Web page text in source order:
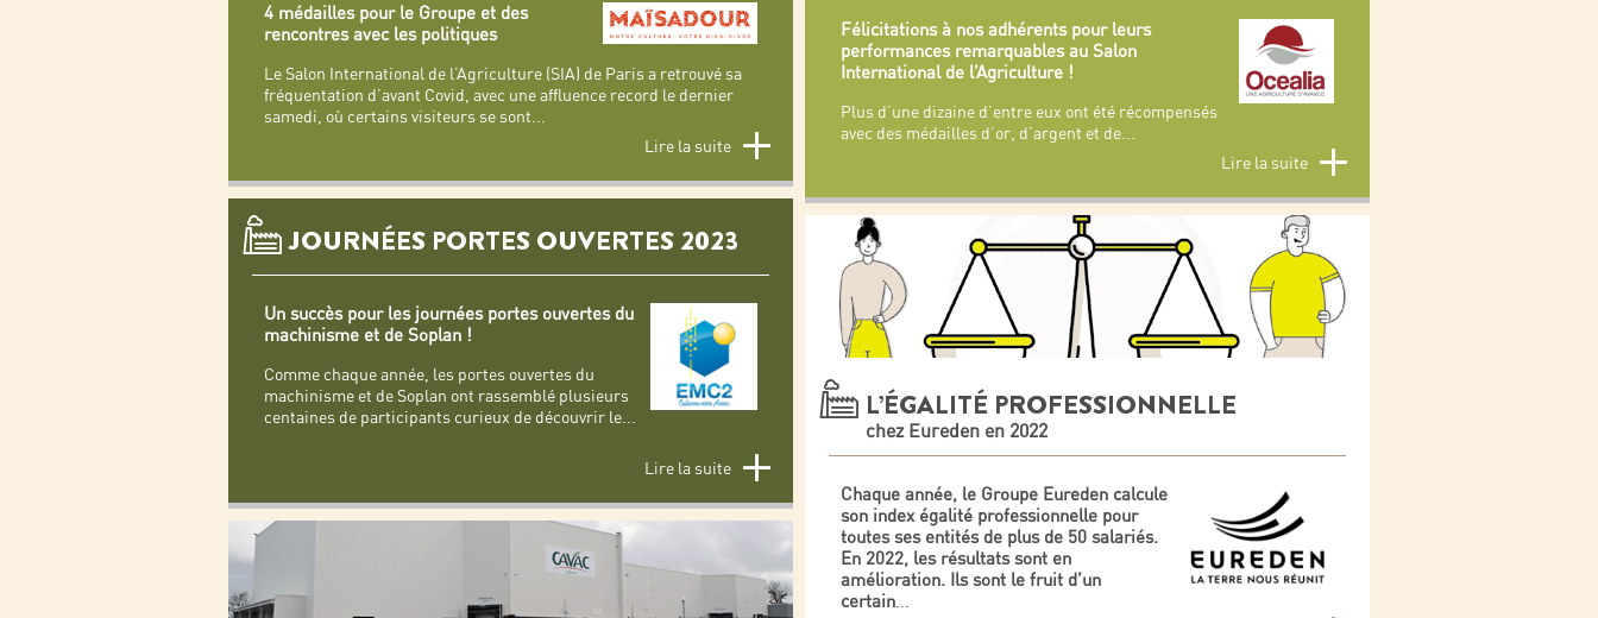
4 médailles pour le Groupe et des
rencontres avec les politiques
Le Salon International de l’Agriculture (SIA) de Paris a retrouvé sa
fréquentation d’avant Covid, avec une affluence record le dernier
samedi, où certains visiteurs se sont...
Lire la suite
JOURNÉES PORTES OUVERTES 2023
Un succès pour les journées portes ouvertes du
machinisme et de Soplan !
Comme chaque année, les portes ouvertes du
machinisme et de Soplan ont rassemblé plusieurs
centaines de participants curieux de découvrir le...
Lire la suite
Félicitations à nos adhérents pour leurs
performances remarquables au Salon
International de l’Agriculture !
Plus d’une dizaine d’entre eux ont été récompensés
avec des médailles d’or, d’argent et de...
Lire la suite
L’ÉGALITÉ PROFESSIONNELLE
chez Eureden en 2022
Chaque année, le Groupe Eureden calcule
son index égalité professionnelle pour
toutes ses entités de plus de 50 salariés.
En 2022, les résultats sont en
amélioration. Ils sont le fruit d’un
certain...